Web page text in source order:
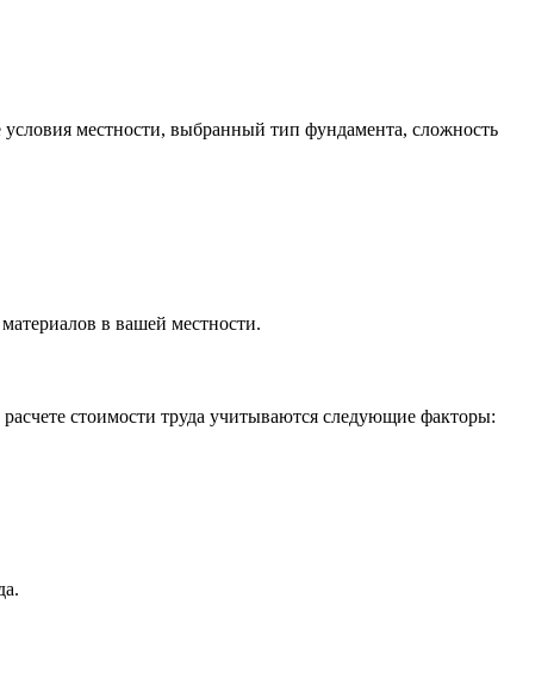
условия местности, выбранный тип фундамента, сложность
в вашей местности.
стоимости труда учитываются следующие факторы: